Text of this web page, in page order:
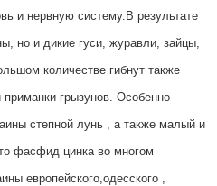
и нервную систему.В результате
но и дикие гуси, журавли, зайцы,
количестве гибнут также
грызунов. Особенно
степной лунь , а также малый и
фасфид цинка во многом
европейского,одесского ,